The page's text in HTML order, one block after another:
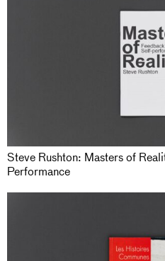
Steve Rushton: Masters of
Performance